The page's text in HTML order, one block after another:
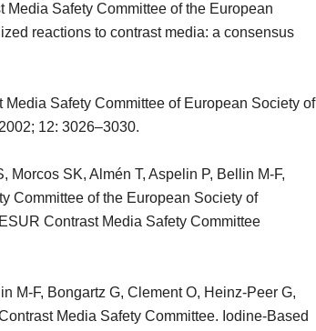
Media Safety Committee of the European
reactions to contrast media: a consensus
Safety Committee of European Society of
12: 3026–3030.
Morcos SK, Almén T, Aspelin P, Bellin M-F,
Committee of the European Society of
Contrast Media Safety Committee
M-F, Bongartz G, Clement O, Heinz-Peer G,
Media Safety Committee. Iodine-Based